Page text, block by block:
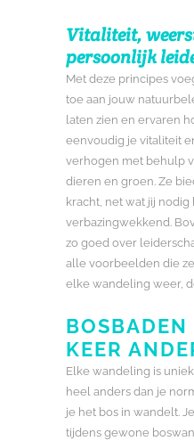
Vitaliteit,
persoonlijk
Met deze principes
toe aan jouw
laten zien en ervaren
eenvoudig je vitaliteit
verhogen met behulp
dieren en groen. Ze
kracht, net wat jij nodig
verbazingwekkend.
zo goed over
alle voorbeelden die
elke wandeling weer,
BOSBADEN
KEER
Elke wandeling is
heel anders dan je
je het bos in wandelt.
tijdens gewone